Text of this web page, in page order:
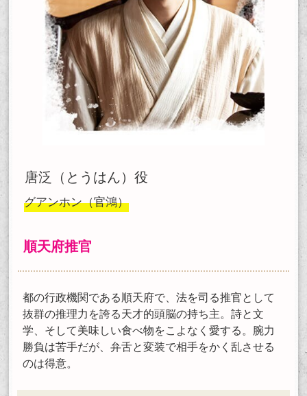
唐泛（とうはん）役
グアンホン（官鴻）
順天府推官
都の行政機関である順天府で、法を司る推官として
抜群の推理力を誇る天才的頭脳の持ち主。詩と文
学、そして美味しい食べ物をこよなく愛する。腕力
勝負は苦手だが、弁舌と変装で相手をかく乱させる
のは得意。